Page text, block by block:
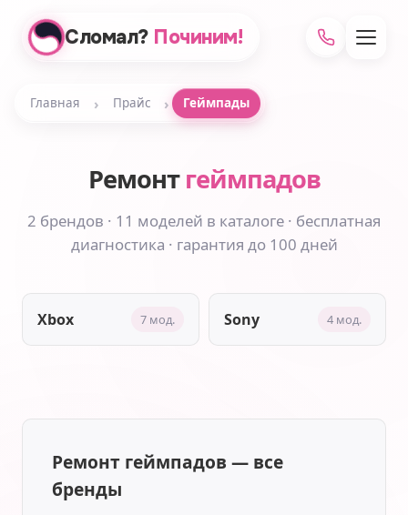
Сломал? Починим!
Главная › Прайс › Геймпады
Ремонтгеймпадов
2 брендов · 11 моделей в каталоге · бесплатная
диагностика · гарантия до 100 дней
Xbox 7 мод. Sony 4 мод.
Ремонт геймпадов — все
бренды